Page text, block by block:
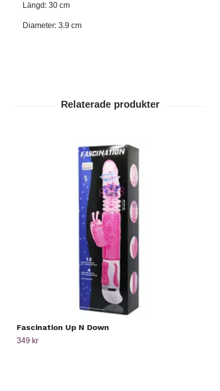
Längd: 30 cm
Diameter: 3.9 cm
Fascination Up N Down
349 kr